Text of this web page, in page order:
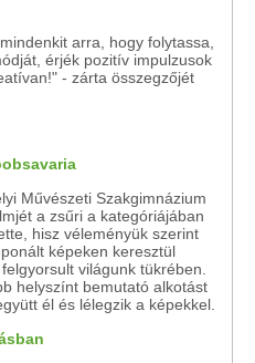
arra, hogy folytassa,
érjék pozitív impulzusok
- zárta összegzőjét
Művészeti Szakgimnázium
a zsűri a kategóriájában
hisz véleményük szerint
képeken keresztül
világunk tükrében.
helyszínt bemutató alkotást
él és lélegzik a képekkel.